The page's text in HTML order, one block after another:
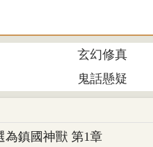
玄幻修真
鬼話懸疑
為鎮國神獸 第1章